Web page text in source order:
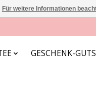
GESCHENK-
Für weitere Informationen